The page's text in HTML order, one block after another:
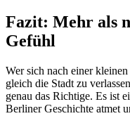
Fazit: Mehr als
Gefühl
Wer sich nach einer
gleich die Stadt zu
genau das Richtige. Es ist
Berliner Geschichte atmet